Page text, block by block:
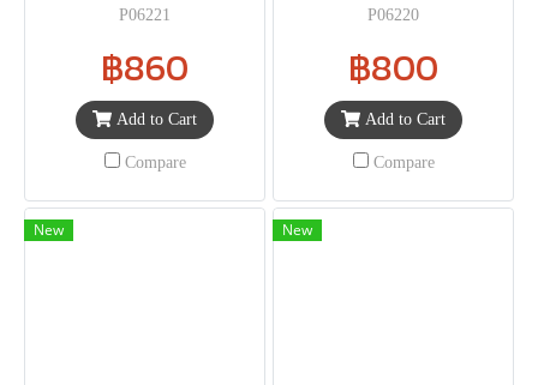
P06221
฿860
Add to Cart
Compare
P06220
฿800
Add to Cart
Compare
New New